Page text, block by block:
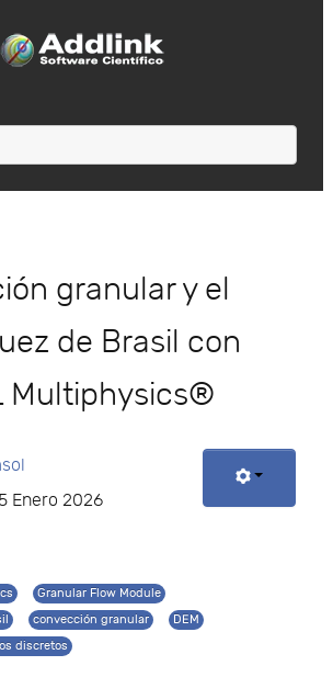
granular y el
de Brasil con
Multiphysics®
Enero 2026
Granular Flow Module
convección granular
DEM
discretos